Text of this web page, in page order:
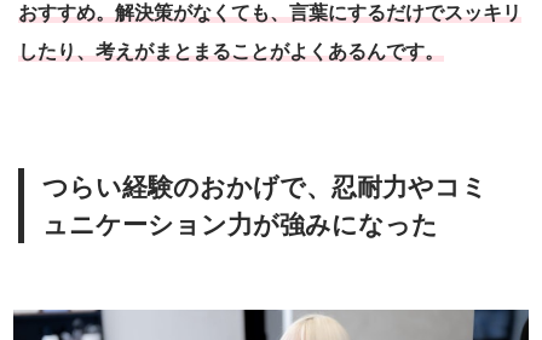
おすすめ。解決策がなくても、言葉にするだけでスッキリ
したり、考えがまとまることがよくあるんです。
つらい経験のおかげで、忍耐力やコミ
ュニケーション力が強みになった